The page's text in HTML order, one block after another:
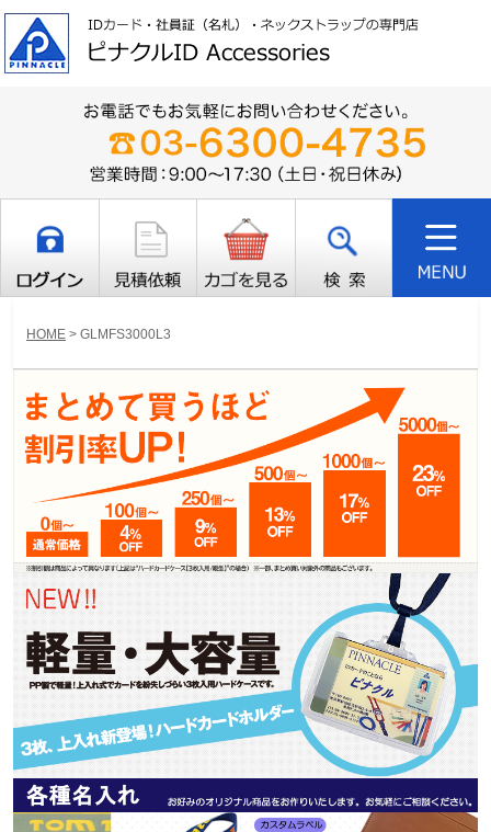
HOME > GLMFS3000L3